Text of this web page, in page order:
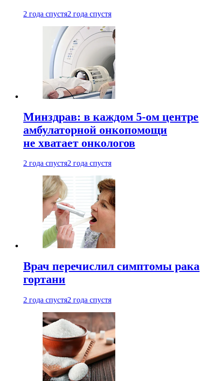
2 года спустя2 года спустя
Минздрав: в каждом 5-ом центре
амбулаторной онкопомощи
не хватает онкологов
2 года спустя2 года спустя
Врач перечислил симптомы рака
гортани
2 года спустя2 года спустя